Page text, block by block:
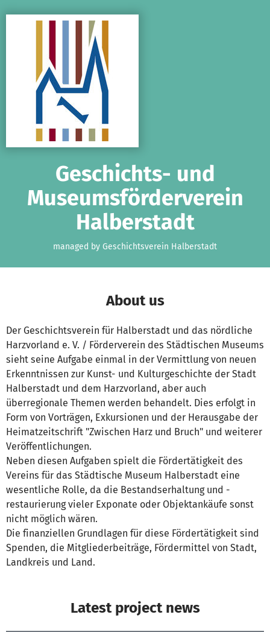
Geschichts- und
Museumsförderverein
Halberstadt
managed by Geschichtsverein Halberstadt
About us
Der Geschichtsverein für Halberstadt und das nördliche
Harzvorland e. V. / Förderverein des Städtischen Museums
sieht seine Aufgabe einmal in der Vermittlung von neuen
Erkenntnissen zur Kunst- und Kulturgeschichte der Stadt
Halberstadt und dem Harzvorland, aber auch
überregionale Themen werden behandelt. Dies erfolgt in
Form von Vorträgen, Exkursionen und der Herausgabe der
Heimatzeitschrift "Zwischen Harz und Bruch" und weiterer
Veröffentlichungen.
Neben diesen Aufgaben spielt die Fördertätigkeit des
Vereins für das Städtische Museum Halberstadt eine
wesentliche Rolle, da die Bestandserhaltung und -
restaurierung vieler Exponate oder Objektankäufe sonst
nicht möglich wären.
Die finanziellen Grundlagen für diese Fördertätigkeit sind
Spenden, die Mitgliederbeiträge, Fördermittel von Stadt,
Landkreis und Land.
Latest project news